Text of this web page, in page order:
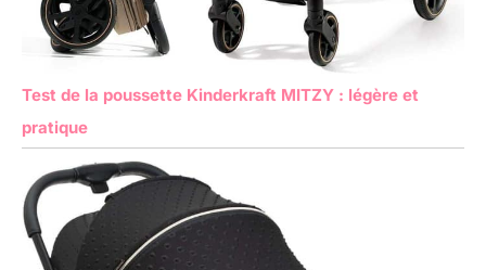
Test de la poussette Kinderkraft MITZY : légère et
pratique